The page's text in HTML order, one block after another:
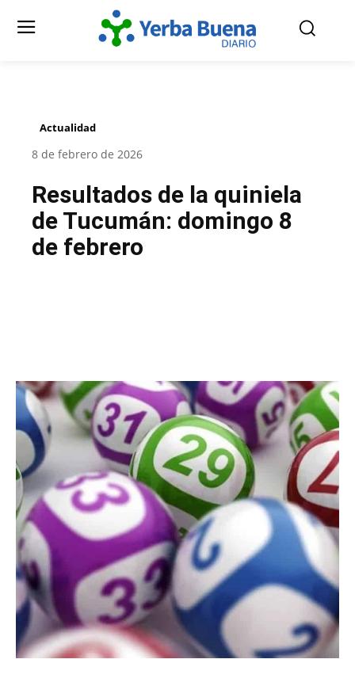
Actualidad
8 de febrero de 2026
Resultados de la quiniela
de Tucumán: domingo 8
de febrero